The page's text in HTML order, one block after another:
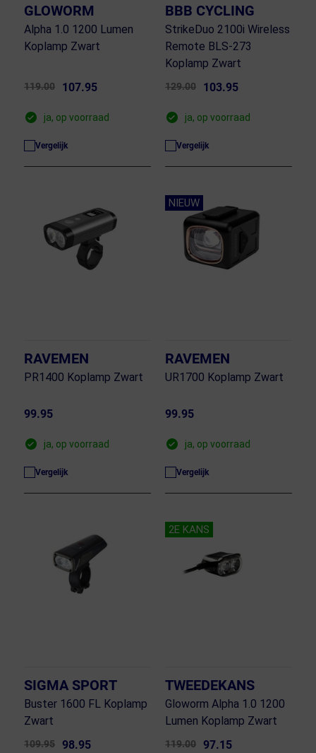
GLOWORM
Alpha 1.0 1200 Lumen
Koplamp Zwart
119.00 107.95
ja, op voorraad
Vergelijk
BBB CYCLING
StrikeDuo 2100i Wireless
Remote BLS-273
Koplamp Zwart
129.00 103.95
ja, op voorraad
Vergelijk
RAVEMEN
PR1400 Koplamp Zwart
99.95
ja, op voorraad
Vergelijk
NIEUW
RAVEMEN
UR1700 Koplamp Zwart
99.95
ja, op voorraad
Vergelijk
SIGMA SPORT
Buster 1600 FL Koplamp
Zwart
109.95 98.95
2E KANS
TWEEDEKANS
Gloworm Alpha 1.0 1200
Lumen Koplamp Zwart
119.00 97.15